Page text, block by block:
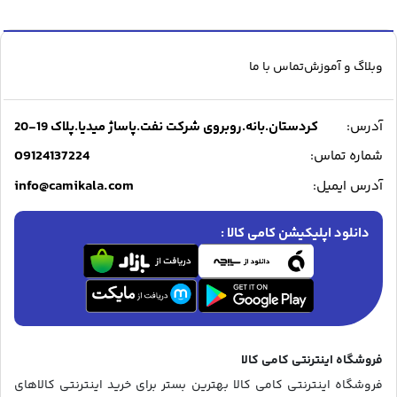
وبلاگ و آموزشتماس با ما
آدرس:
کردستان.بانه.روبروی شرکت نفت.پاساژ میدیا.پلاک 19-20
شماره تماس:
09124137224
آدرس ایمیل: info@camikala.com
دانلود اپلیکیشن کامی کالا :
فروشگاه اینترنتی کامی کالا
فروشگاه اینترنتی کامی کالا بهترین بستر برای خرید اینترنتی کالاهای